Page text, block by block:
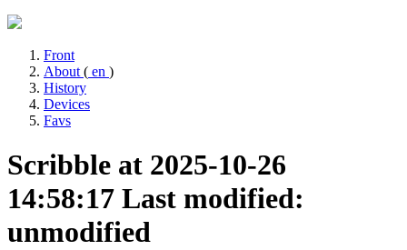
Front
About ( en )
History
Devices
Favs
Scribble at 2025-10-26
14:58:17 Last modified:
unmodified